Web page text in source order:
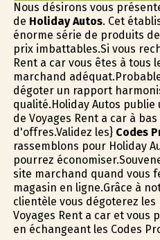
Nous désirons vous
de Holiday Autos. Cet
énorme série de produits
prix imbattables.Si vous
Rent a car vous êtes à tous
marchand
dégoter un rapport
qualité.Holiday Autos publie
de Voyages Rent a car à
d'offres.Validez les} Codes
rassemblons pour Holiday
pourrez
site marchand quand vous
magasin en ligne.Grâce à
clientèle vous dégoterez
Voyages Rent a car et vous
en échangeant les Codes